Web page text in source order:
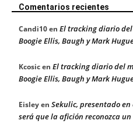
Comentarios recientes
Candi10en El tracking diario del
Boogie Ellis, Baugh y Mark
Kcosicen El tracking diario del
Boogie Ellis, Baugh y Mark
Eisleyen Sekulic, presentado
será que la afición reconozca